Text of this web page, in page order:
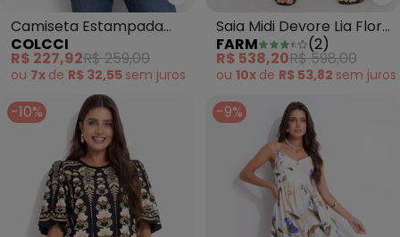
Camiseta Estampada
Bege
COLCCI
R$ 227,92R$ 259,00
ou 7x de R$ 32,55 sem juros
Saia Midi Devore Lia Flor
Bege
FARM (2)
R$ 538,20R$ 598,00
ou 10x de R$ 53,82 sem juros
-10% -9%